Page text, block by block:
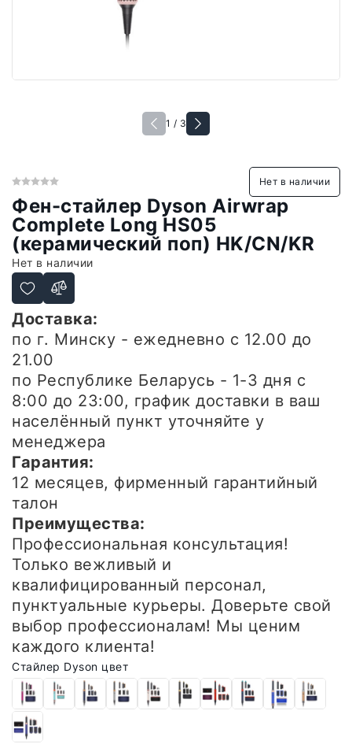
1 / 3
Нет в наличии
Фен-стайлер Dyson Airwrap
Complete Long HS05
(керамический поп) HK/CN/KR
Нет в наличии
Доставка:
по г. Минску - ежедневно с 12.00 до
21.00
по Республике Беларусь - 1-3 дня с
8:00 до 23:00, график доставки в ваш
населённый пункт уточняйте у
менеджера
Гарантия:
12 месяцев, фирменный гарантийный
талон
Преимущества:
Профессиональная консультация!
Только вежливый и
квалифицированный персонал,
пунктуальные курьеры. Доверьте свой
выбор профессионалам! Мы ценим
каждого клиента!
Стайлер Dyson цвет